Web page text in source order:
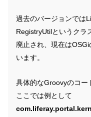
過去のバージョンでは
RegistryUtilというクラ
廃止され、現在は
います。
具体的なGroovyのコー
ここでは例として